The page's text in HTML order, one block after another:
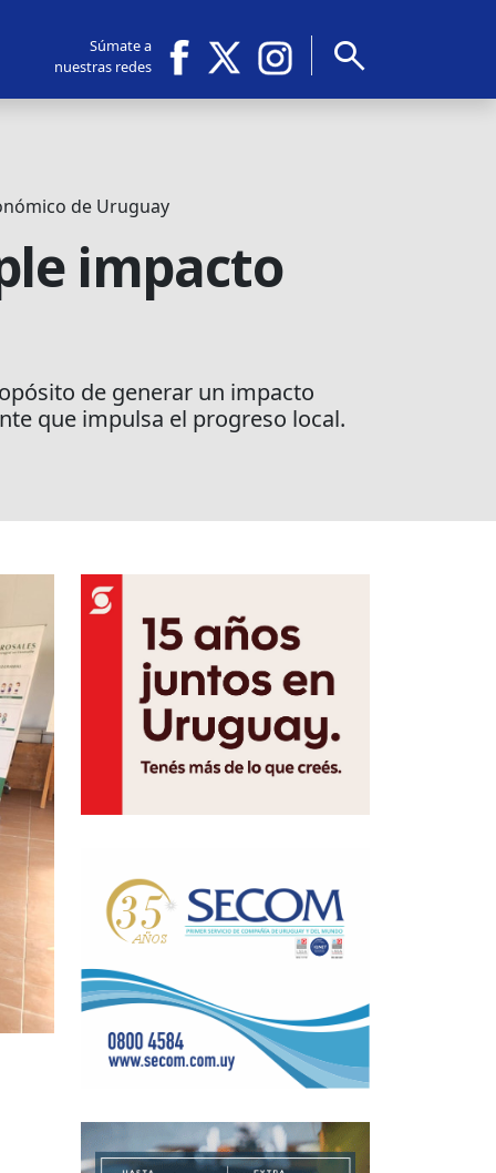
Súmate a
nuestras redes
search
de Uruguay
impacto
de generar un impacto
que impulsa el progreso local.